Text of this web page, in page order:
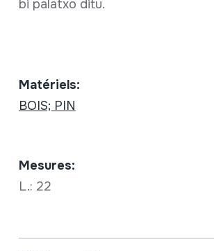
bi palatxo ditu.
Matériels:
BOIS; PIN
Mesures:
L.: 22